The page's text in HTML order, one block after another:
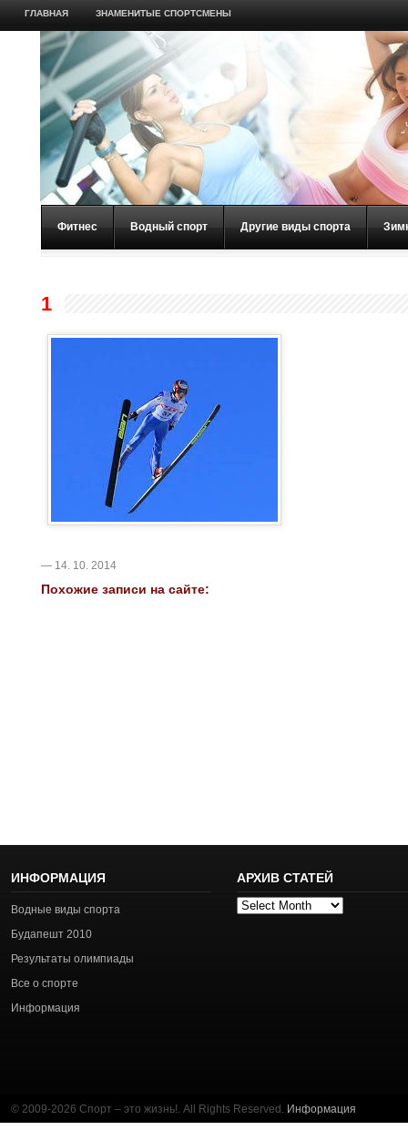
ГЛАВНАЯ ЗНАМЕНИТЫЕ СПОРТСМЕНЫ
Фитнес Водный спорт Другие виды спорта
1
— 14. 10. 2014
Похожие записи на сайте:
ИНФОРМАЦИЯ
Водные виды спорта
Будапешт 2010
Результаты олимпиады
Все о спорте
Информация
АРХИВ СТАТЕЙ
Архив
© 2009-2026 Спорт – это жизнь!. All Rights Reserved. Информация